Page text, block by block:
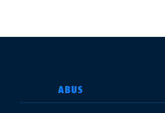
ABUS
LAND AUSWÄHLEN